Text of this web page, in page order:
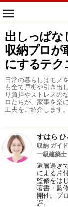
出しっぱな
収納プロが
にするテク
日常の暮らしはモノ
も全て戸棚や引き出
り負担やストレスの
ロたちが、家事を楽
工夫をご紹介します。
すはら ひ
収納 ガイド
一級建築士
還暦過ぎ
による片
監修をは
著書・監
開催。プ
評。